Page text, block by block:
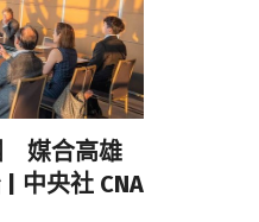
媒合高雄
中央社 CNA